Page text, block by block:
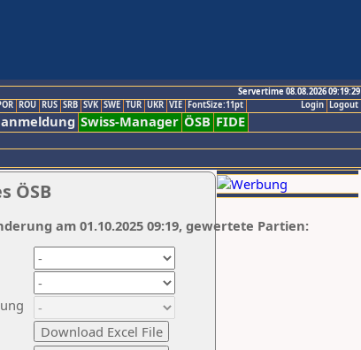
Servertime 08.08.2026 09:19:29
Logout
Login
ROU RUS SRB SVK SWE TUR UKR VIE FontSize:11pt
Swiss-Manager ÖSB FIDE
ÖSB
am 01.10.2025 09:19, gewertete Partien: